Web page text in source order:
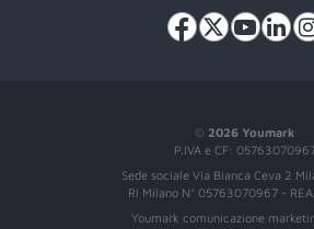
© 2026 Youmark
P.IVA e CF:
Sede sociale Via Bianca Ceva 2
RI Milano N° 05763070967 - REA
Youmark comunicazione